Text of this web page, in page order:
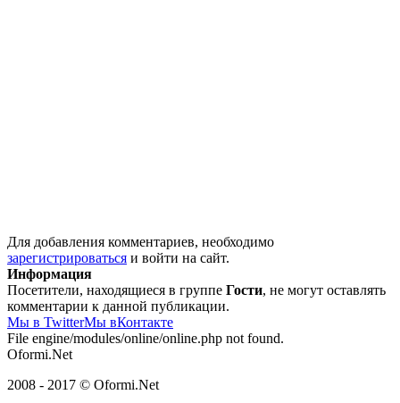
Для добавления комментариев, необходимо
зарегистрироваться и войти на сайт.
Информация
Посетители, находящиеся в группе Гости, не могут оставлять
комментарии к данной публикации.
Мы в TwitterМы вКонтакте
File engine/modules/online/online.php not found.
Oformi.Net
2008 - 2017 © Oformi.Net